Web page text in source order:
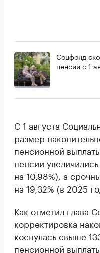
Соцфонд
пенсии с 1
С 1 августа
размер
пенсионной
пенсии
на 10,98%), а
на 19,32% (в 2025
Как отметил глава
корректировка
коснулась свыше
пенсионной